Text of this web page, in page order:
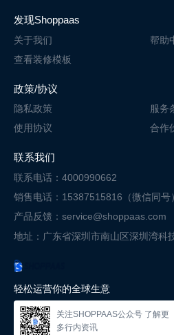
轻松运营你的全球生意
关注SHOPPAAS公众号 了解更
多行内资讯
发现Shoppaas
关于我们
帮助
查看装修模板
政策/协议
隐私政策
服务
使用协议
合作
联系我们
联系电话：4000990662
销售电话：15387515816（微信同号）
产品反馈：service@shoppaas.com
地址：广东省深圳市南山区深圳湾科